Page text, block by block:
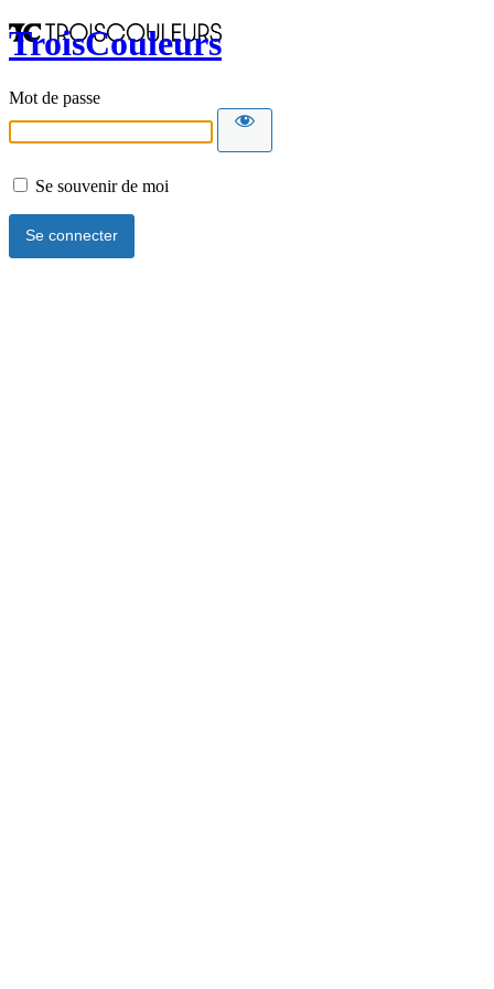
TroisCouleurs
Mot de passe
Se souvenir de moi